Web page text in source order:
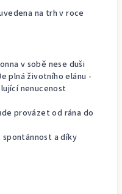
na trh v roce
v sobě nese duši
plná životního elánu -
nenucenost
provázet od rána do
a díky